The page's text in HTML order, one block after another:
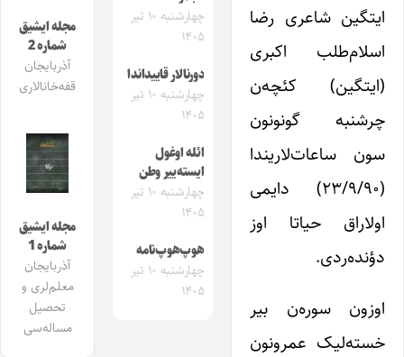
ایتگین شاعری رضا
اسلام‌طلب اکبری
(ایتگین) کئچه‌ن
چرشنبه گونونون
سون ساعات‌لاریندا
(۲۳/۹/۹۰) دایمی
اولاراق حیاتا اوز
دؤنده‌ردی.
اوزون سوره‌ن بیر
خسته‌لیک عمرونون
چهارشنبه ۱۰ تیر
۱۴۰۵
دورنالار قاییداندا
چهارشنبه ۱۰ تیر
۱۴۰۵
ائله اوغول
ایسته‌ییر وطن
چهارشنبه ۱۰ تیر
۱۴۰۵
هوپ‌هوپ‌نامه
چهارشنبه ۱۰ تیر
۱۴۰۵
مجله ایشیق
شماره 2
آذربایجان
قفه‌خانالاری
مجله ایشیق
شماره 1
آذربایجان
معلم‌لری و
تحصیل
مساله‌سی